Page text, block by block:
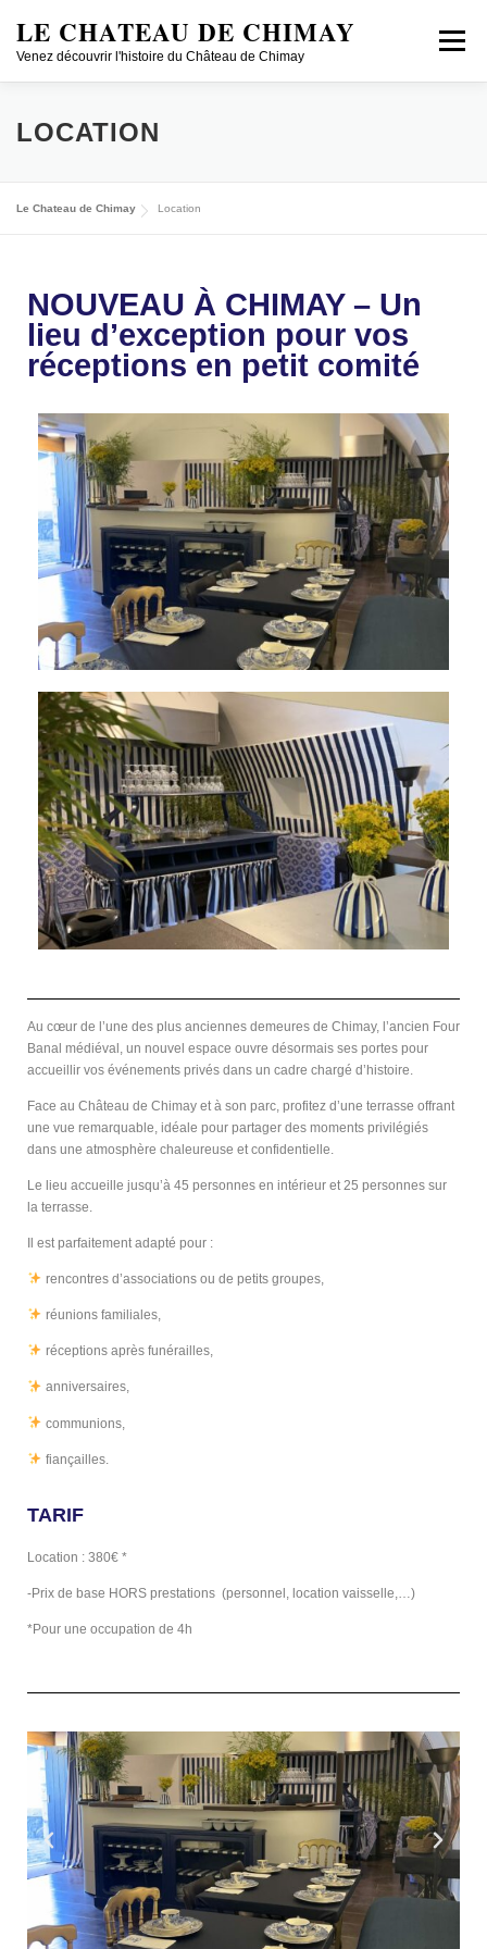
LE CHATEAU DE CHIMAY
Venez découvrir l'histoire du Château de Chimay
Menu
DÉCOUVRIR
CONCERTS/CONFÉRENCES
SHOP ONLINE
LOCATION
Le Chateau de Chimay Location
NOUVEAU À CHIMAY – Un
lieu d’exception pour vos
réceptions en petit comité
Au cœur de l’une des plus anciennes demeures de Chimay, l’ancien Four
Banal médiéval, un nouvel espace ouvre désormais ses portes pour
accueillir vos événements privés dans un cadre chargé d’histoire.
Face au Château de Chimay et à son parc, profitez d’une terrasse offrant
une vue remarquable, idéale pour partager des moments privilégiés
dans une atmosphère chaleureuse et confidentielle.
Le lieu accueille jusqu’à 45 personnes en intérieur et 25 personnes sur
la terrasse.
Il est parfaitement adapté pour :
rencontres d’associations ou de petits groupes,
réunions familiales,
réceptions après funérailles,
anniversaires,
communions,
fiançailles.
TARIF
Location : 380€ *
-Prix de base HORS prestations (personnel, location vaisselle,…)
*Pour une occupation de 4h